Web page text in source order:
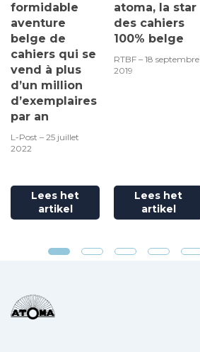
formidable
aventure
belge de
cahiers qui se
vend à plus
d’un million
d’exemplaires
par an
L-Post – 25 juillet
2022
Lees het
artikel
atoma, la star
des cahiers
100% belge
RTBF – 18 septembre
2019
Lees het
artikel